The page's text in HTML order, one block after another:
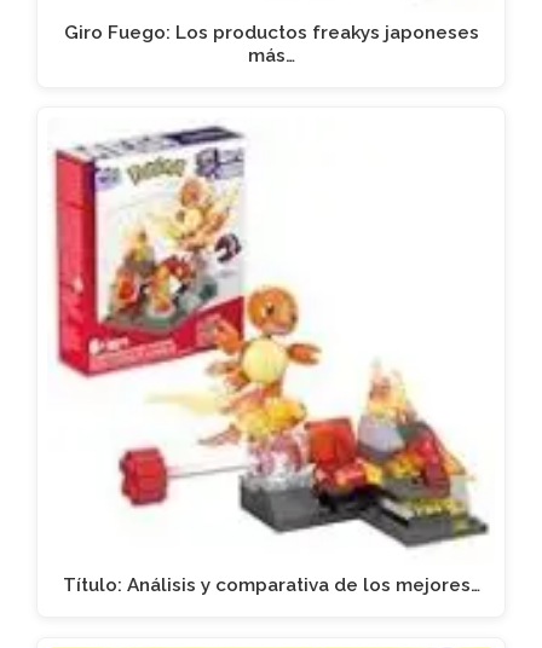
Giro Fuego: Los productos freakys japoneses
más…
Título: Análisis y comparativa de los mejores…